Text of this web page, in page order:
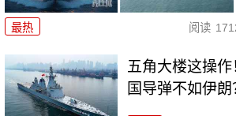
最热 阅读
五角大楼这操
国导弹不如伊朗